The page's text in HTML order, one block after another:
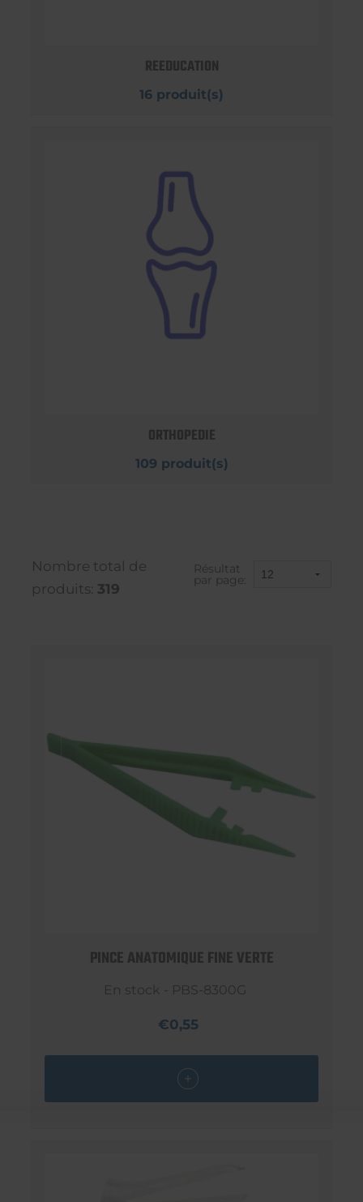
REEDUCATION
16 produit(s)
ORTHOPEDIE
109 produit(s)
Nombre total de
produits: 319
Résultat
par page:
PINCE ANATOMIQUE FINE VERTE
En stock - PBS-8300G
€0,55